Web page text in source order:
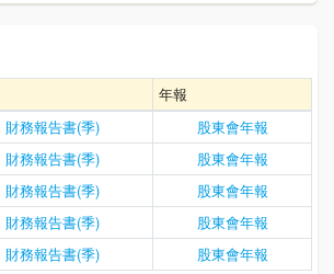
年報
財務報告書(季)
股東會年報
財務報告書(季)
股東會年報
財務報告書(季)
股東會年報
財務報告書(季)
股東會年報
財務報告書(季) 股東會年報